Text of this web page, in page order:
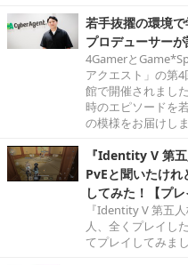
若手抜擢の環境
プロデューサー
4Gamerと
アクエスト」の第
館で開催されまし
時のエピソードを
の模様をお届けしま
『Identity V 第
PvEと聞いたけ
してみた！【プレ
『Identity V 第五
人、全くプレイし
てプレイしてみま